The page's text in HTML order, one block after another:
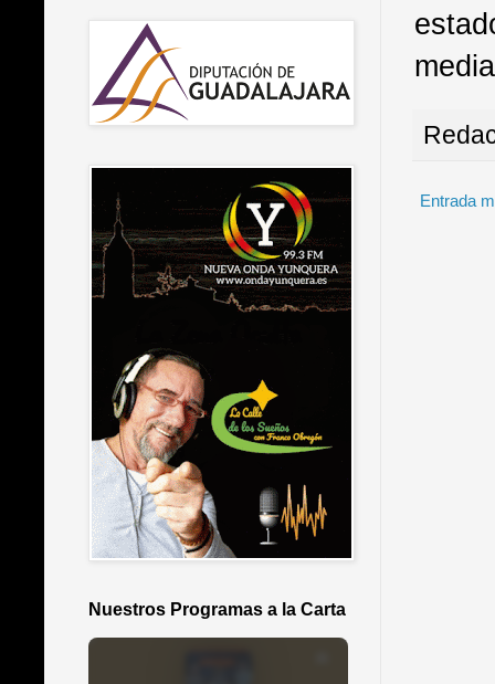
Entrada
Nuestros Programas a la Carta